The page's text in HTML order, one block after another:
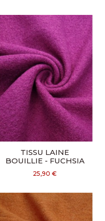
TISSU LAINE
BOUILLIE - FUCHSIA
25,90 €